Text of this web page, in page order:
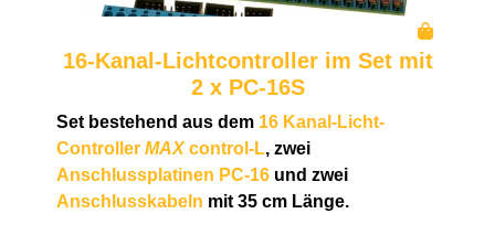
16-Kanal-Lichtcontroller im Set mit
2 x PC-16S
Set bestehend aus dem 16 Kanal-Licht-
Controller MAXcontrol-L, zwei
Anschlussplatinen PC-16 und zwei
Anschlusskabeln mit 35 cm Länge.